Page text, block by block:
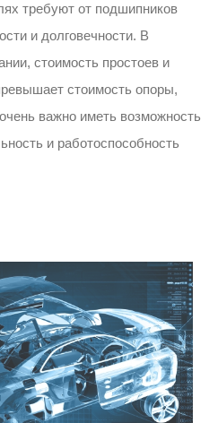
требуют от подшипников
и долговечности. В
стоимость простоев и
стоимость опоры,
важно иметь возможность
и работоспособность